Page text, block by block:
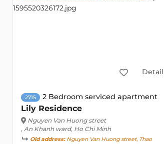
Detail
2715 2 Bedroom serviced apartment
Lily Residence
Nguyen Van Huong street
, An Khanh ward, Ho Chi Minh
Old address:Nguyen Van Huong street, Thao